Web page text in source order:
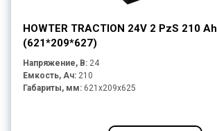
HOWTER TRACTION 24V 2 PzS 210 Ah
(621*209*627)
Напряжение, В: 24
Емкость, Ач: 210
Габариты, мм: 621x209x625